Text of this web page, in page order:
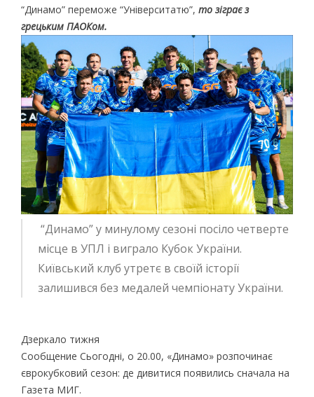
“Динамо” переможе “Університатю”, то зіграє з
грецьким ПАОКом.
“Динамо” у минулому сезоні посіло четверте
місце в УПЛ і виграло Кубок України.
Київський клуб утретє в своїй історії
залишився без медалей чемпіонату України.
Дзеркало тижня
Сообщение Сьогодні, о 20.00, «Динамо» розпочинає
єврокубковий сезон: де дивитися появились сначала на
Газета МИГ.